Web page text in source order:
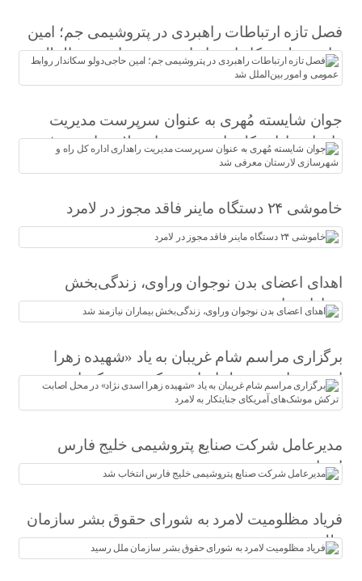
فصل تازه ارتباطات راهبردی در پتروشیمی جم؛ امین
حاجی‌دولو سکاندار روابط عمومی و امور بین‌الملل
شد
جوان شایسته مُهری به عنوان سرپرست مدیریت
راهداری اداره کل راه و شهرسازی لارستان معرفی
شد
خاموشی ۲۴ دستگاه ماینر فاقد مجوز در لامرد
اهدای اعضای بدن نوجوان وراوی، زندگی‌بخش
بیماران نیازمند شد
برگزاری مراسم شام غریبان به یاد «شهیده زهرا
اسدی نژاد» در محل اصابت ترکش موشک‌های
آمریکای جنایتکار به لامرد
مدیرعامل شرکت صنایع پتروشیمی خلیج فارس
انتخاب شد
فریاد مظلومیت لامرد به شورای حقوق بشر سازمان
ملل رسید